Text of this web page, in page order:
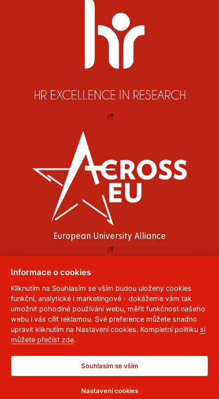
European University Alliance
© 2023 Univerzita Pardubice,Studentská 95
532 10 Pardubice 2
Telefon: 466 036 111, 466 036 112, 466 036 113
Správce webu ,RSS
ID datové schránky:
Prohlášení o přístupnosti
CC BY-NC-ND 4.0 CZ
Informace o cookies
Kliknutím na Souhlasím se vším budou uloženy cookies
funkční, analytické i marketingové - dokážeme vám tak
umožnit pohodlné používání webu, měřit funkčnost našeho
webu i vás cílit reklamou. Své preference můžete snadno
upravit kliknutím na Nastavení cookies. Kompletní politiku si
můžete přečíst zde.
Souhlasím se vším
Nastavení cookies